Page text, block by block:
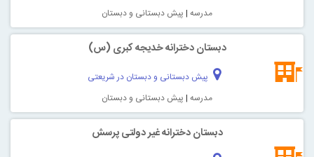
مدرسه | پیش دبستانی و دبستان
دبستان دخترانه خدیجه کبری (س)
پیش دبستانی و دبستان در شریعتی
مدرسه | پیش دبستانی و دبستان
دبستان دخترانه غیر دولتی پرسش